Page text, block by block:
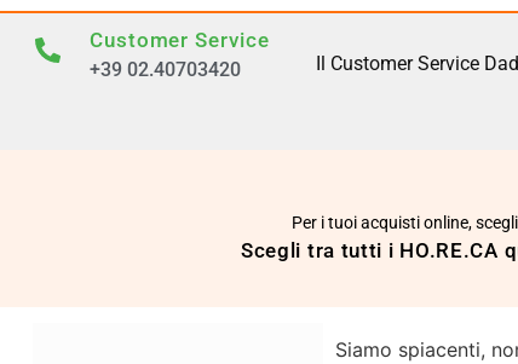
Customer Service
+39 02.40703420 Il Customer Service
Per i tuoi acquisti online,
Scegli tra tutti i HO.RE.CA
Siamo spiacenti,